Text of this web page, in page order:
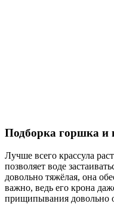
Подборка горшка и
Лучше всего крассула
позволяет воде
довольно тяжёлая, она
важно, ведь его крона
прищипывания довольно